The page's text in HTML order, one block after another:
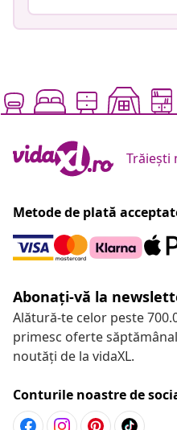
Trăiești
Metode de plată
Abonați-vă la
Alătură-te celor peste
primesc oferte
noutăți de la vidaXL.
Conturile noastre de